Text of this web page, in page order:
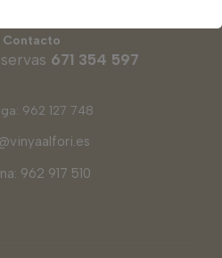
Contacto
671 354 597
962 127 748
962 917 510